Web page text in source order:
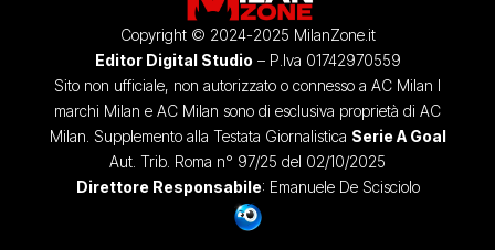
Copyright © 2024-2025 MilanZone.it
Editor Digital Studio – P.Iva 01742970559
Sito non ufficiale, non autorizzato o connesso a AC Milan I
marchi Milan e AC Milan sono di esclusiva proprietà di AC
Milan. Supplemento alla Testata Giornalistica Serie A Goal
Aut. Trib. Roma n° 97/25 del 02/10/2025
Direttore Responsabile: Emanuele De Scisciolo